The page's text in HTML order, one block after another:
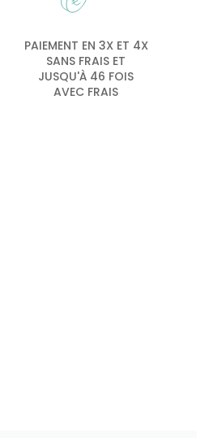
PAIEMENT EN 3X ET 4X
SANS FRAIS ET
JUSQU'À 46 FOIS
AVEC FRAIS